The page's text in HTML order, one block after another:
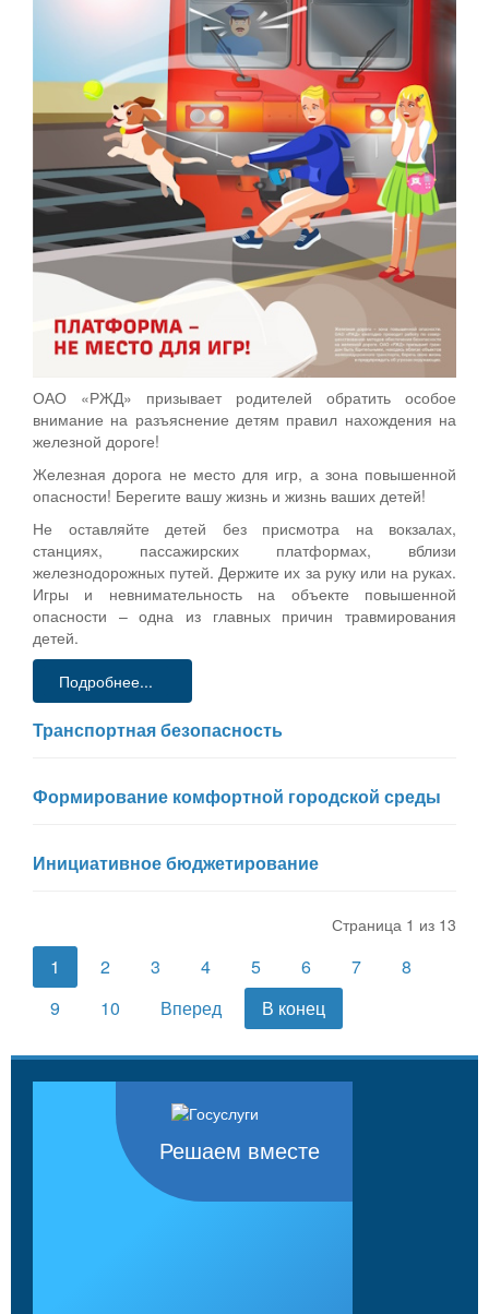
ОАО «РЖД» призывает родителей обратить особое
внимание на разъяснение детям правил нахождения на
железной дороге!
Железная дорога не место для игр, а зона повышенной
опасности! Берегите вашу жизнь и жизнь ваших детей!
Не оставляйте детей без присмотра на вокзалах,
станциях, пассажирских платформах, вблизи
железнодорожных путей. Держите их за руку или на руках.
Игры и невнимательность на объекте повышенной
опасности – одна из главных причин травмирования
детей.
Подробнее...
Транспортная безопасность
Формирование комфортной городской среды
Инициативное бюджетирование
Страница 1 из 13
1 2 3 4 5 6 7
8
9
10 Вперед В конец
Решаем вместе